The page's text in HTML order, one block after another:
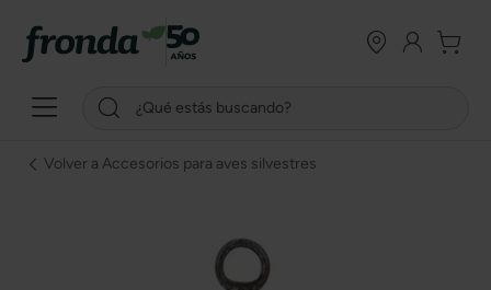
Volver a Accesorios para aves silvestres